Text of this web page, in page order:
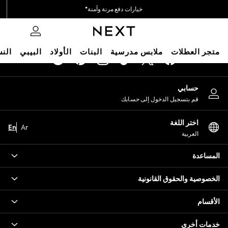
خيارات دفع مرنة وآمنة*
متجر العطلات ملابس مدرسية البنات الأولاد البيبي
HOLIDAY SHOP
Holiday Shop
Modest Holiday Outfits
Sunset Styles
Summer Nightwear
Occasionwear
Girls' Travel Styles
Occasionwear
Sets & Outfits
An error occurred on client
حسابي
قم بتسجيل الدخول إلى حسابك
اختر اللغة
العربية
Ar
En
المساعدة
الخصوصية والحقوق القانونية
الأقسام
خدمات أخرى